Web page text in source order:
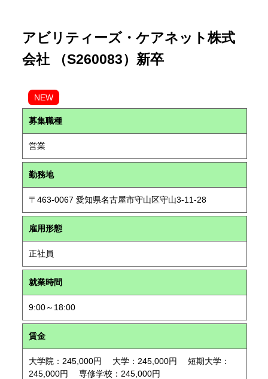
アビリティーズ・ケアネット株式
会社 （S260083）新卒
NEW
募集職種
営業
勤務地
〒463-0067 愛知県名古屋市守山区守山3-11-28
雇用形態
正社員
就業時間
9:00～18:00
賃金
大学院：245,000円 大学：245,000円 短期大学：
245,000円 専修学校：245,000円